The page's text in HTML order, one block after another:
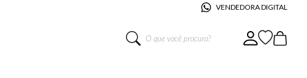
VENDEDORA DIGITAL
O que você procura?